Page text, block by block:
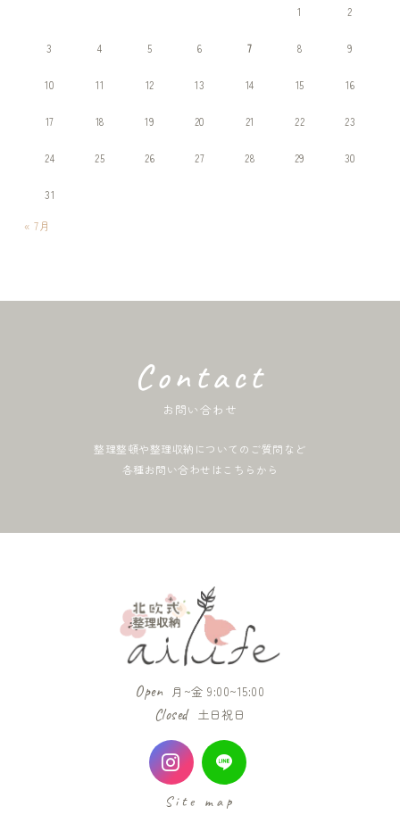
1
2
3 4 5 6 7 8 9
10 11 12 13 14 15 16
17 18 19 20 21 22 23
24 25 26 27 28 29 30
31
« 7月
Contact
お問い合わせ
整理整頓や整理収納についてのご質問など
各種お問い合わせはこちらから
Open 月~金 9:00~15:00
Closed 土日祝日
Site map